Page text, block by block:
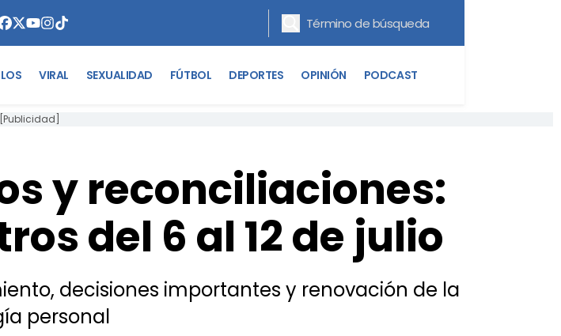
VIRAL SEXUALIDAD FÚTBOL DEPORTES OPINIÓN PODCAST
[Publicidad]
y reconciliaciones:
del 6 al 12 de julio
decisiones importantes y renovación de la
personal